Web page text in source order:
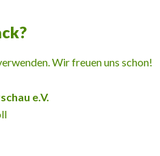
Wir freuen uns schon!
e.V.